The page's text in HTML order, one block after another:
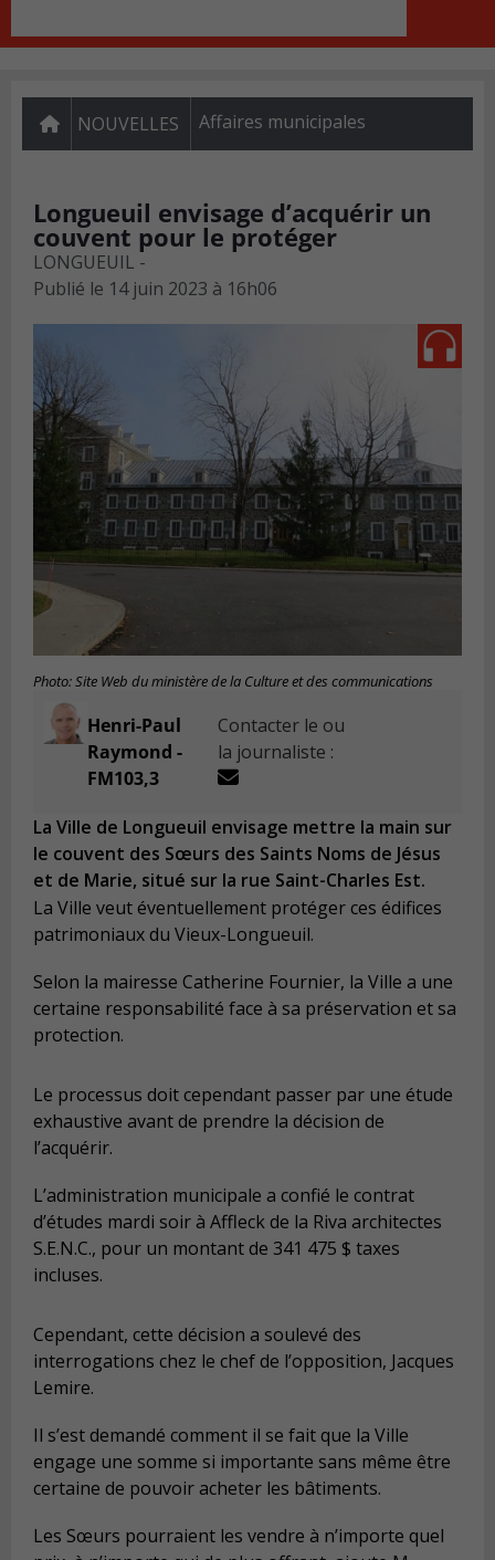
NOUVELLES Affaires municipales
Longueuil envisage d’acquérir un
couvent pour le protéger
LONGUEUIL -
Publié le 14 juin 2023 à 16h06
Photo: Site Web du ministère de la Culture et des communications
Henri-Paul
Raymond -
FM103,3
Contacter le ou
la journaliste :
La Ville de Longueuil envisage mettre la main sur
le couvent des Sœurs des Saints Noms de Jésus
et de Marie, situé sur la rue Saint-Charles Est.
La Ville veut éventuellement protéger ces édifices
patrimoniaux du Vieux-Longueuil.
Selon la mairesse Catherine Fournier, la Ville a une
certaine responsabilité face à sa préservation et sa
protection.
Le processus doit cependant passer par une étude
exhaustive avant de prendre la décision de
l’acquérir.
L’administration municipale a confié le contrat
d’études mardi soir à Affleck de la Riva architectes
S.E.N.C., pour un montant de 341 475 $ taxes
incluses.
Cependant, cette décision a soulevé des
interrogations chez le chef de l’opposition, Jacques
Lemire.
Il s’est demandé comment il se fait que la Ville
engage une somme si importante sans même être
certaine de pouvoir acheter les bâtiments.
Les Sœurs pourraient les vendre à n’importe quel